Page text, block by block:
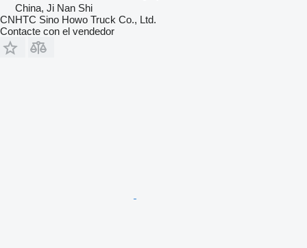
China, Ji Nan Shi
CNHTC Sino Howo Truck Co., Ltd.
Contacte con el vendedor